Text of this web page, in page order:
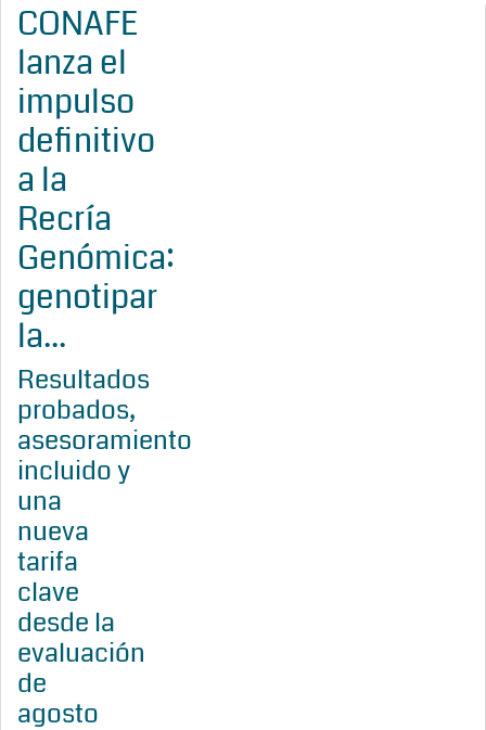
CONAFE
lanza el
impulso
definitivo
a la
Recría
Genómica:
genotipar
la...
Resultados
probados,
asesoramiento
incluido y
una
nueva
tarifa
clave
desde la
evaluación
de
agosto